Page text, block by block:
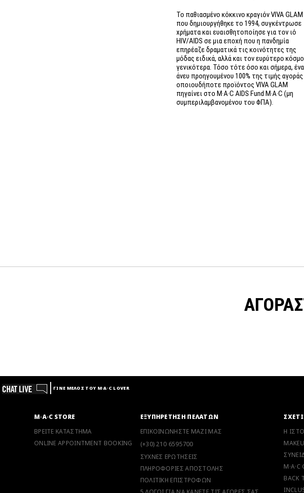
Το παθιασμένο κόκκινο κραγιόν VIVA GLAM
που δημιουργήθηκε το 1994, συγκέντρωσε
χρήματα και ευαισθητοποίησε για τον ιό
HIV/AIDS σε μια εποχή που η πανδημία
επηρέαζε δραματικά τις κοινότητες της
μόδας ειδικά, αλλά και τον ευρύτερο κόσμο
γενικότερα. Τόσο τότε όσο και σήμερα, ένα
άνευ προηγουμένου 100% της τιμής αγοράς
οποιουδήποτε προϊόντος VIVA GLAM
πηγαίνει στο M·A·C AIDS Fund M·A·C (μη
συμπεριλαμβανομένου του ΦΠΑ).
ΓΙΝΕ ΜΕΛΟΣ ΤΟΥ M·A·C LOVER
M·A·C STORE
ΒΡΕΙΤΕ ΚΑΤΑΣΤΗΜΑ
ONLINE APPOINTMENT BOOKING
ΕΞΥΠΗΡΕΤΗΣΗ ΠΕΛΑΤΩΝ
ΕΠΙΚΟΙΝΩΝΗΣΤΕ ΜΑΖΙ ΜΑΣ
(+30) 210 6595700
ΣΥΧΝΕΣ ΕΡΩΤΗΣΕΙΣ
ΠΛΗΡΟΦΟΡΙΕΣ ΑΠΟΣΤΟΛΗΣ
ΠΟΛΙΤΙΚΗ ΕΠΙΣΤΡΟΦΩΝ
Η
M·A·C
BACK